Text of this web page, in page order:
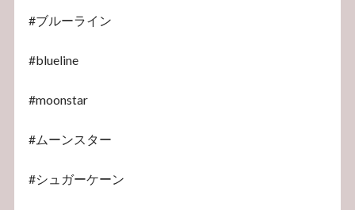
#ブルーライン
#blueline
#moonstar
#ムーンスター
#シュガーケーン